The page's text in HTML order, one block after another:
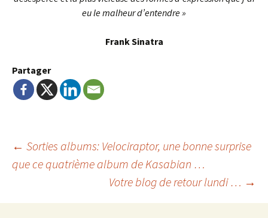
eu le malheur d’entendre »
Frank Sinatra
Partager
Navigation
← Sorties albums: Velociraptor, une bonne surprise
que ce quatrième album de Kasabian …
Votre blog de retour lundi … →